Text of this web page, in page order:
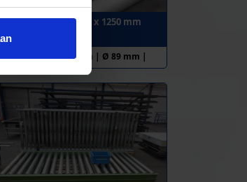
n-a, x 1250 mm
- 1011053
mm | L 3000 mm | Ø 89 mm |